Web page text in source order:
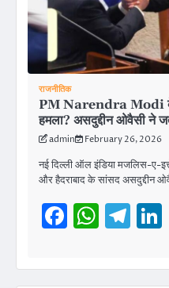
राजनीतिक
PM Narendra Modi के
हमला? असदुद्दीन ओवैसी ने
admin February 26, 2026
नई दिल्ली ऑल इंडिया मजलिस-ए-
और हैदराबाद के सांसद असदुद्दीन
Facebook